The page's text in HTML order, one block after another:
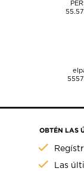
OBTÉN LAS
Las